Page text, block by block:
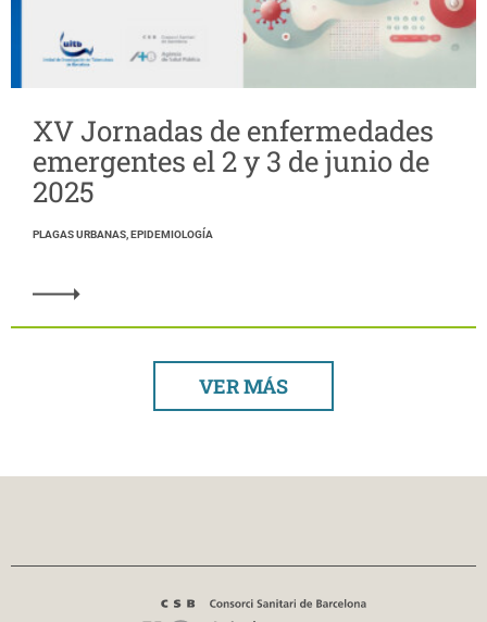
XV Jornadas de enfermedades
emergentes el 2 y 3 de junio de
2025
PLAGAS URBANAS, EPIDEMIOLOGÍA
VER MÁS